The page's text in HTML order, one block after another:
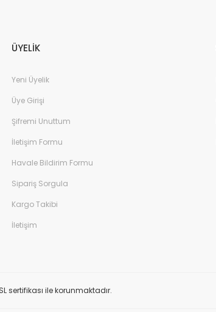
ÜYELİK
Yeni Üyelik
Üye Girişi
Şifremi Unuttum
İletişim Formu
Havale Bildirim Formu
Sipariş Sorgula
Kargo Takibi
İletişim
sertifikası ile korunmaktadır.